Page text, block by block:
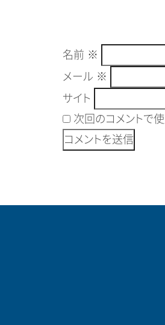
名前 ※
メール ※
サイト
次回のコメントで